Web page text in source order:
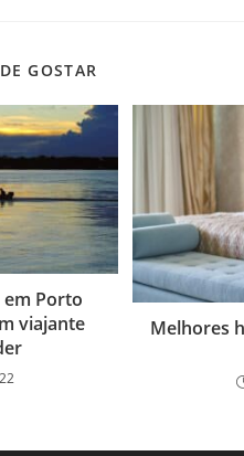
GOSTAR
Porto
viajante
Melhores